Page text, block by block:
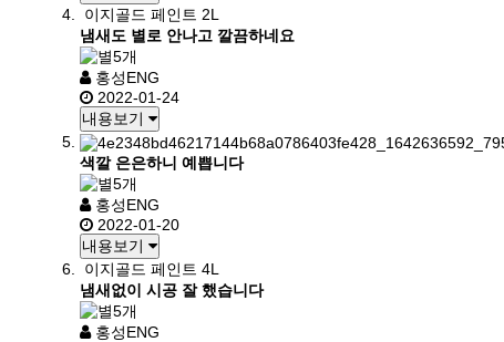
이지골드 페인트 2L
냄새도 별로 안나고 깔끔하네요
홍성ENG
2022-01-24
내용보기
색깔 은은하니 예쁩니다
홍성ENG
2022-01-20
내용보기
이지골드 페인트 4L
냄새없이 시공 잘 했습니다
홍성ENG